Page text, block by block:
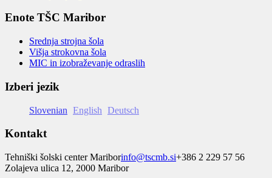
Enote TŠC Maribor
Srednja strojna šola
Višja strokovna šola
MIC in izobraževanje odraslih
Izberi jezik
Slovenian English Deutsch
Kontakt
Tehniški šolski center Mariborinfo@tscmb.si+386 2 229 57 56
Zolajeva ulica 12, 2000 Maribor